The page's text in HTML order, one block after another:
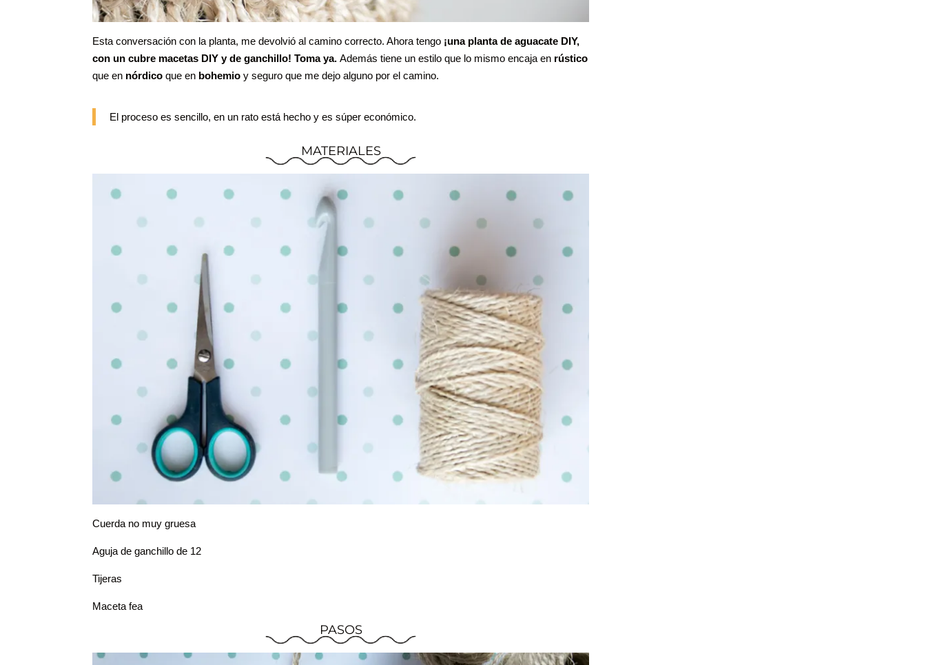
Esta conversación con la planta, me devolvió al camino correcto. Ahora tengo ¡una planta de aguacate DIY,
con un cubre macetas DIY y de ganchillo! Toma ya.Además tiene un estilo que lo mismo encaja en rústico
que en nórdicoque en bohemioy seguro que me dejo alguno por el camino.
El proceso es sencillo, en un rato está hecho y es súper económico.
MATERIALES
Cuerda no muy gruesa
Aguja de ganchillo de 12
Tijeras
Maceta fea
PASOS